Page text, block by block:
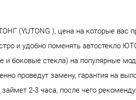
(YUTONG ), цена на которые вас
и удобно поменять автостекло
и боковые стекла) на популярные
проведут замену, гарантия на
2-3 часа, после чего